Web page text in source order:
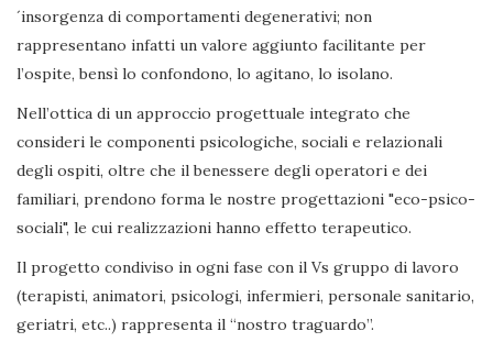
´insorgenza di comportamenti degenerativi; non
rappresentano infatti un valore aggiunto facilitante per
l’ospite, bensì lo confondono, lo agitano, lo isolano.
Nell’ottica di un approccio progettuale integrato che
consideri le componenti psicologiche, sociali e relazionali
degli ospiti, oltre che il benessere degli operatori e dei
familiari, prendono forma le nostre progettazioni "eco-psico-
sociali", le cui realizzazioni hanno effetto terapeutico.
Il progetto condiviso in ogni fase con il Vs gruppo di lavoro
(terapisti, animatori, psicologi, infermieri, personale sanitario,
geriatri, etc..) rappresenta il “nostro traguardo”.